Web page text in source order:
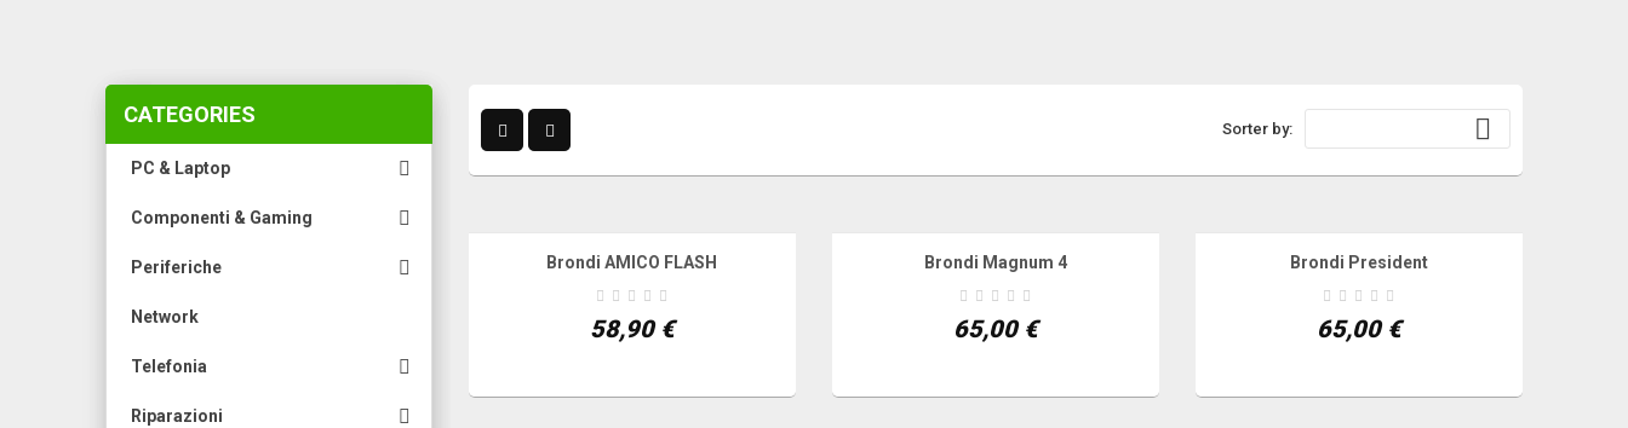
CATEGORIES
PC & Laptop 
Componenti & Gaming 
Periferiche 
Network
Telefonia 
Riparazioni 
Sorter by: 
AGGIUNGI AL CARRELLO VEDI
Brondi AMICO FLASH
58,90 €
AGGIUNGI AL CARRELLO
Brondi Magnum 4
65,00 €
AGGIUNGI AL CARRELLO
Brondi President
65,00 €